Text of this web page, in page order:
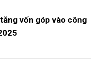
vốn góp vào công